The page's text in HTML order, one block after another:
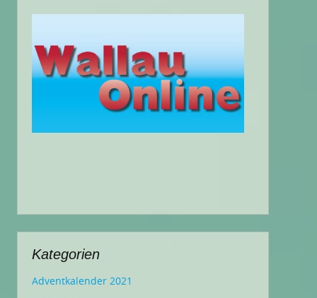
Kategorien
Adventkalender 2021